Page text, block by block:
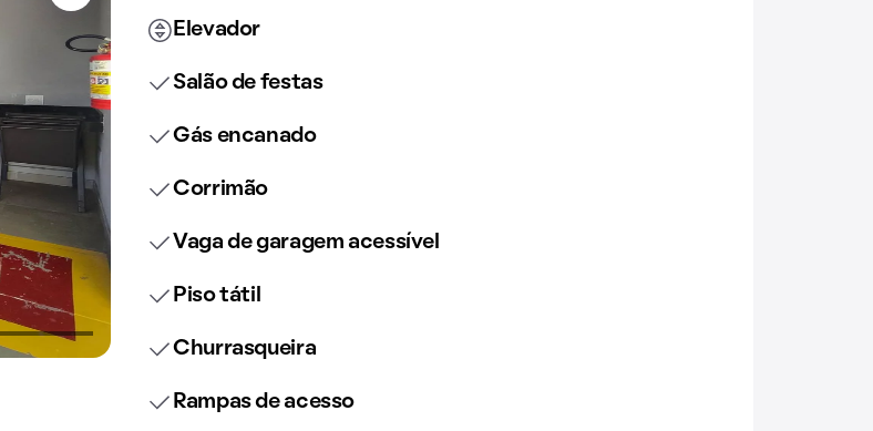
Elevador
Salão de festas
Gás encanado
Corrimão
Vaga de garagem acessível
Piso tátil
Churrasqueira
Rampas de acesso